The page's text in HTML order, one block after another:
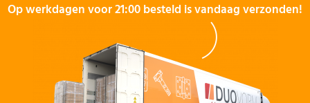
Op werkdagen voor 21:00 besteld is vandaag verzonden!